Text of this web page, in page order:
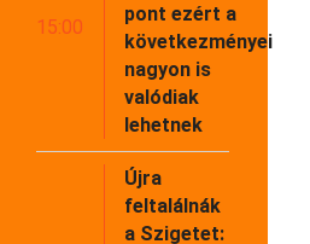
15:00
pont ezért a
következményei
nagyon is
valódiak
lehetnek
Újra
feltalálnák
a Szigetet: